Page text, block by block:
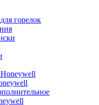
горелок